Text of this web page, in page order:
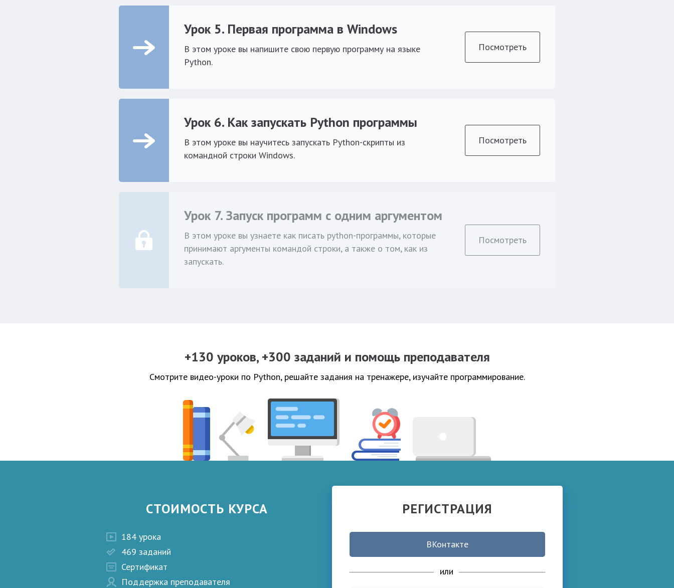
Урок 5. Первая программа в Windows
В этом уроке вы напишите свою первую программу на языке
Python.
Посмотреть
Урок 6. Как запускать Python программы
В этом уроке вы научитесь запускать Python-скрипты из
командной строки Windows.
Посмотреть
Урок 7. Запуск программ с одним аргументом
В этом уроке вы узнаете как писать python-программы, которые
принимают аргументы командой строки, а также о том, как из
запускать.
Посмотреть
+130 уроков, +300 заданий и помощь преподавателя
Смотрите видео-уроки по Python, решайте задания на тренажере, изучайте программирование.
СТОИМОСТЬ КУРСА
184 урока
469 заданий
Сертификат
Поддержка преподавателя
РЕГИСТРАЦИЯ
ВКонтакте
или